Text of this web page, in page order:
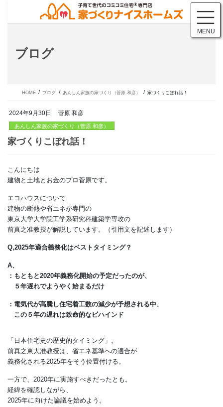
テ
ゲ
ブログ
2024年9月30日 菅原 和彦
あんしん家族の家づくり（菅原 和彦）
家づくりこぼれ話！
建物と土地とお金のプロ菅原です。
エコハウスについて
建物の断熱や省エネが専門の
東京大学大学院工学系研究科建築学専攻の
Q,2025年適合義務化はベストタイミング？
：もともと2020年義務化開始の予定だったのが、
５年遅れでようやく始まるだけ
：電気代が高騰し住宅着工数の減少が予想される中、
この５年の遅れは致命的なビハインド
「日本住宅史の歴史的タイミング」。
前真之東大准教授は、省エネ基準への適合が
義務化される2025年をそう位置付ける。
MENU